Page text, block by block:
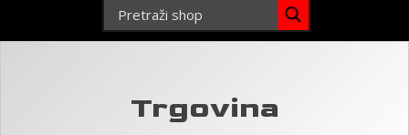
Trgovina